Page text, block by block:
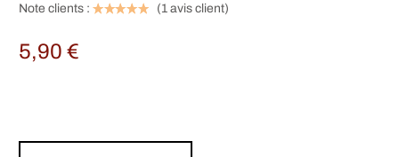
Note clients : (1 avis client)
5,90€